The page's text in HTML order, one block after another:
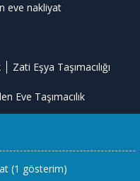
eve nakliyat
Zati Eşya Taşımacılığı
Eve Taşımacılık
(1 gösterim)